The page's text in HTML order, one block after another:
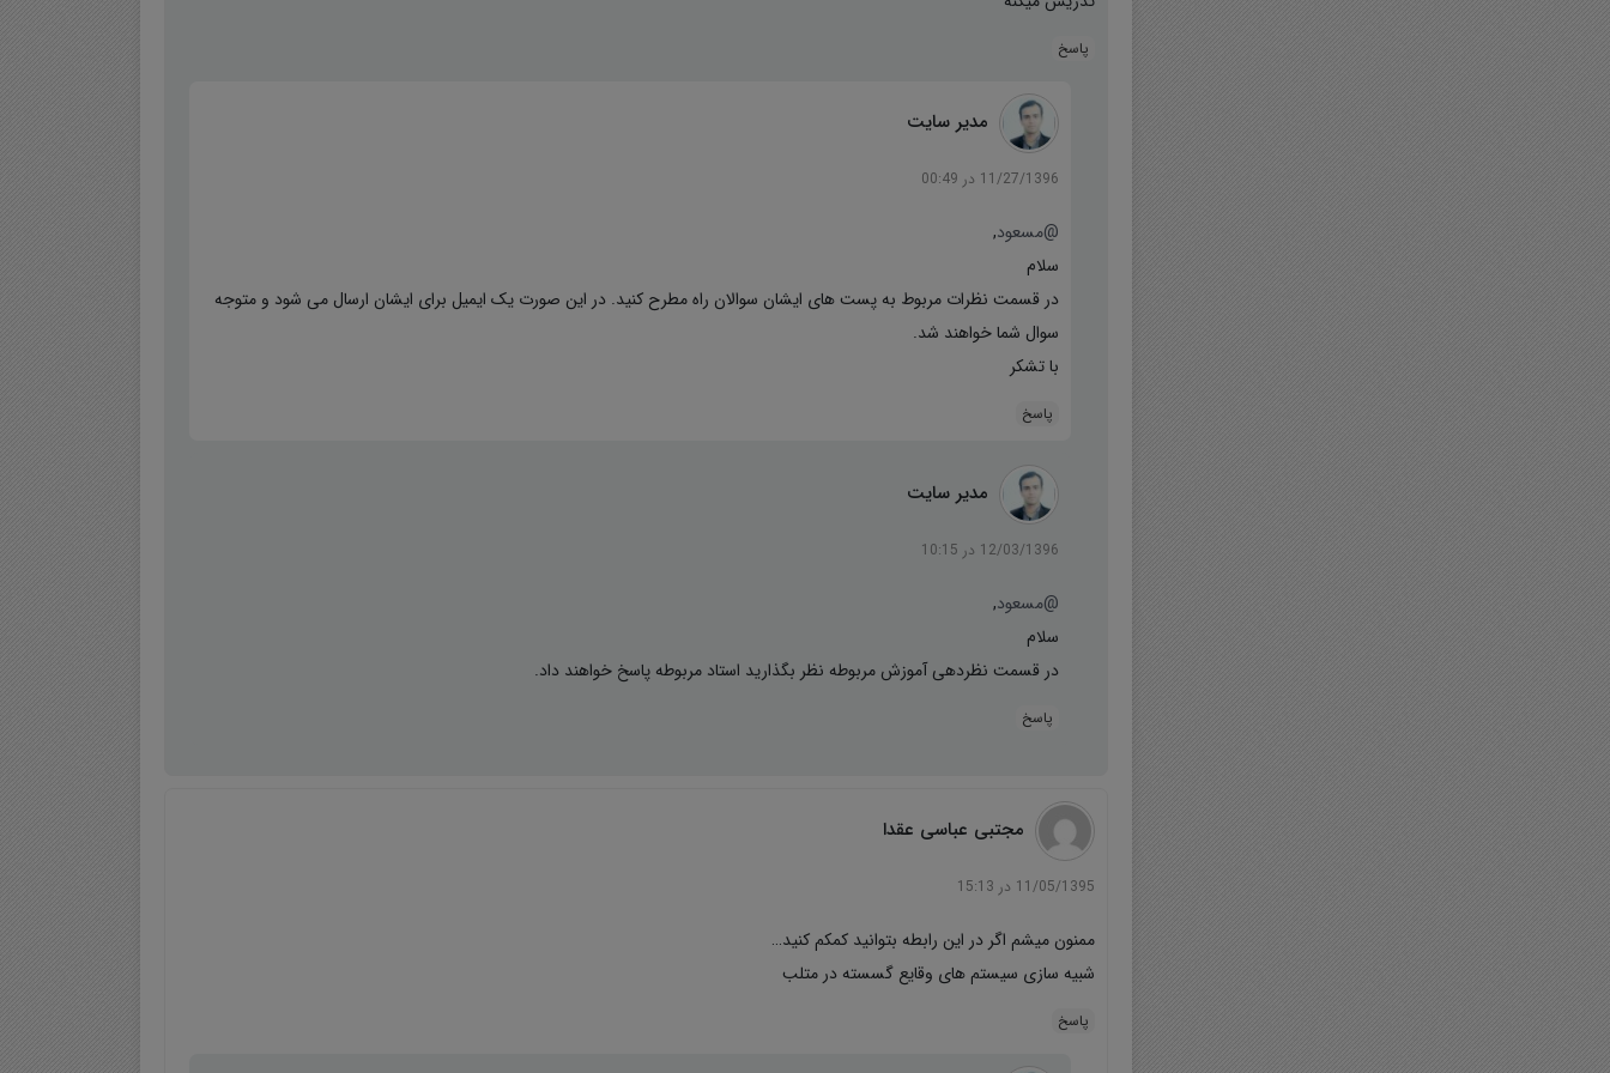
پاسخ
مدیر سایت
11/27/1396 در 00:49
@مسعود,
سلام
در قسمت نظرات مربوط به پست های ایشان سوالان راه مطرح کنید. در این صورت یک ایمیل برای ایشان ارسال می شود و متوجه
سوال شما خواهند شد.
با تشکر
پاسخ
مدیر سایت
12/03/1396 در 10:15
@مسعود,
سلام
در قسمت نظردهی آموزش مربوطه نظر بگذارید استاد مربوطه پاسخ خواهند داد.
پاسخ
مجتبی عباسی عقدا
11/05/1395 در 15:13
ممنون میشم اگر در این رابطه بتوانید کمکم کنید…
شبیه سازی سیستم های وقایع گسسته در متلب
پاسخ